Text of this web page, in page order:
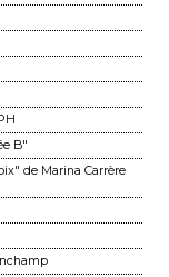
B"
de Marina Carrère